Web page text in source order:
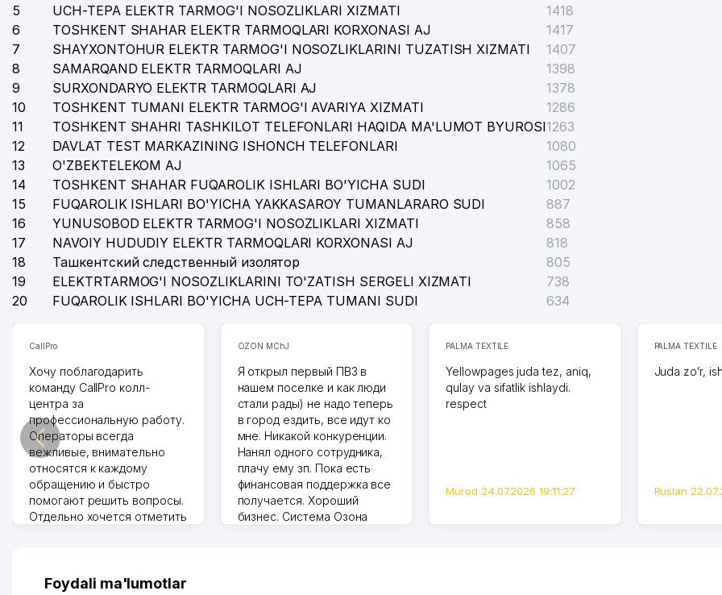
5
UCH-TEPA ELEKTR TARMOG'I NOSOZLIKLARI XIZMATI
1418
6
TOSHKENT SHAHAR ELEKTR TARMOQLARI KORXONASI AJ
1417
7
SHAYXONTOHUR ELEKTR TARMOG'I NOSOZLIKLARINI TUZATISH XIZMATI
1407
8
SAMARQAND ELEKTR TARMOQLARI AJ
1398
9
SURXONDARYO ELEKTR TARMOQLARI AJ
1378
10
TOSHKENT TUMANI ELEKTR TARMOG'I AVARIYA XIZMATI
1286
11
TOSHKENT SHAHRI TASHKILOT TELEFONLARI HAQIDA MA'LUMOT BYUROSI1263
12
DAVLAT TEST MARKAZINING ISHONCH TELEFONLARI
1080
13
O'ZBEKTELEKOM AJ
1065
14
TOSHKENT SHAHAR FUQAROLIK ISHLARI BO'YICHA SUDI
1002
15
FUQAROLIK ISHLARI BO'YICHA YAKKASAROY TUMANLARARO SUDI
887
16
YUNUSOBOD ELEKTR TARMOG'I NOSOZLIKLARI XIZMATI
858
17
NAVOIY HUDUDIY ELEKTR TARMOQLARI KORXONASI AJ
818
18
Ташкентский следственный изолятор
805
19
ELEKTRTARMOG'I NOSOZLIKLARINI TO'ZATISH SERGELI XIZMATI
738
20
FUQAROLIK ISHLARI BO'YICHA UCH-TEPA TUMANI SUDI 634
CallPro
Хочу поблагодарить
команду CallPro колл-
центра за
профессиональную работу.
Операторы всегда
вежливые, внимательно
относятся к каждому
обращению и быстро
помогают решить вопросы.
Отдельно хочется отметить
их работе значительно
OZON MChJ
Я открыл первый ПВЗ в
нашем поселке и как люди
стали рады) не надо теперь
в город ездить, все идут ко
мне. Никакой конкуренции.
Нанял одного сотрудника,
плачу ему зп. Пока есть
финансовая поддержка все
получается. Хороший
бизнес. Система Озона
PALMA TEXTILE
Yellowpages juda tez, aniq,
qulay va sifatlik ishlaydi.
respect
Murod 24.07.2026 19:11:27
PALMA TEXTILE
Juda zo’r,
Ruslan
Foydali ma'lumotlar